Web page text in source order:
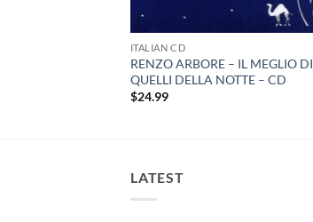
ITALIAN CD
RENZO ARBORE – IL MEGLIO DI
QUELLI DELLA NOTTE – CD
$24.99
LATEST